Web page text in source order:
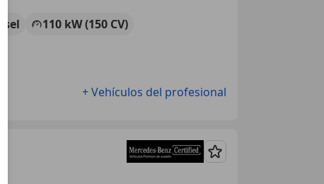
110 kW (150 CV)
+ Vehículos del profesional
Guardar